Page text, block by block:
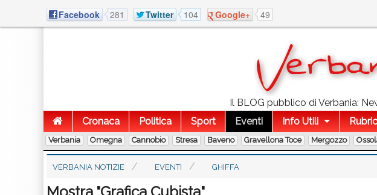
Facebook 281 Twitter 104 Google+ 49
Il BLOG pubblico di Verbania:
Cronaca
Politica Sport Eventi Info Utili
Verbania Omegna Cannobio Stresa Baveno Gravellona Toce Mergozzo
VERBANIA NOTIZIE EVENTI GHIFFA